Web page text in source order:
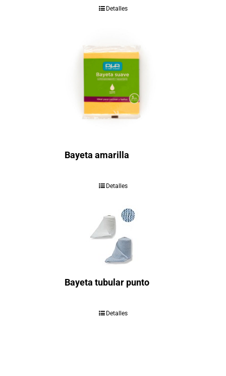
Detalles
Bayeta amarilla
Detalles
Bayeta tubular punto
Detalles